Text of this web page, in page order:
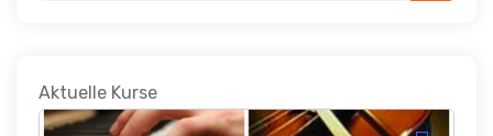
Aktuelle Kurse